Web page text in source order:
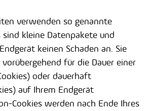
verwenden so genannte
sind kleine Datenpakete und
keinen Schaden an. Sie
für die Dauer einer
oder dauerhaft
auf Ihrem Endgerät
Cookies werden nach Ende Ihres